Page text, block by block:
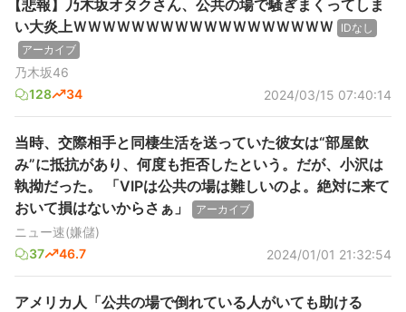
【悲報】乃木坂オタクさん、公共の場で騒ぎまくってしま
い大炎上ＷＷＷＷＷＷＷＷＷＷＷＷＷＷＷＷＷＷ
IDなし
アーカイブ
乃木坂46
128
34 2024/03/15 07:40:14
当時、交際相手と同棲生活を送っていた彼女は“部屋飲
み”に抵抗があり、何度も拒否したという。だが、小沢は
執拗だった。 「VIPは公共の場は難しいのよ。絶対に来て
おいて損はないからさぁ」
アーカイブ
ニュー速(嫌儲)
37
46.7 2024/01/01 21:32:54
アメリカ人「公共の場で倒れている人がいても助ける